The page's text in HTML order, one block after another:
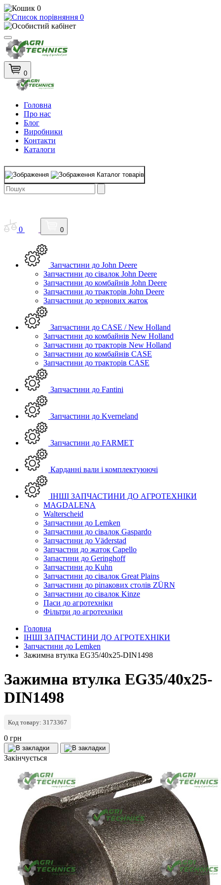
0
0
0
Головна
Про нас
Блог
Виробники
Контакти
Каталоги
Каталог товарів
0 0
Запчастини до John Deere
Запчастини до сівалок John Deere
Запчастини до комбайнів John Deere
Запчастини до тракторів John Deere
Запчастини до зернових жаток
Запчастини до CASE / New Holland
Запчастини до комбайнів New Holland
Запчастини до тракторів New Holland
Запчастини до комбайнів CASE
Запчастини до тракторів CASE
Запчастини до Fantini
Запчастини до Kverneland
Запчастини до FARMET
Карданні вали і комплектуюючі
ІНШІ ЗАПЧАСТИНИ ДО АГРОТЕХНІКИ
MAGDALENA
Walterscheid
Запчастини до Lemken
Запчастини до сівалок Gaspardo
Запчастини до Väderstad
Запчастни до жаток Capello
Запастини до Geringhoff
Запчастини до Kuhn
Запчастини до сівалок Great Plains
Запчастини до ріпакових столів ZÜRN
Запчастини до сівалок Kinze
Паси до агротехніки
Фільтри до агротехніки
Головна
ІНШІ ЗАПЧАСТИНИ ДО АГРОТЕХНІКИ
Запчастини до Lemken
Зажимна втулка EG35/40x25-DIN1498
Зажимна втулка EG35/40x25-
DIN1498
Код товару: 3173367
0 грн
Закінчується